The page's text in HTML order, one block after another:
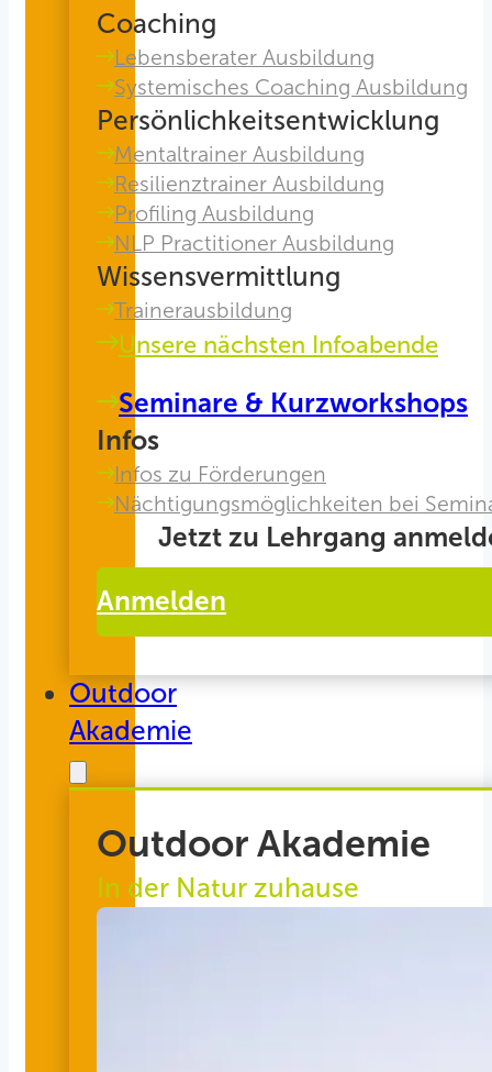
Coaching
Lebensberater Ausbildung
Systemisches Coaching Ausbildung
Persönlichkeitsentwicklung
Mentaltrainer Ausbildung
Resilienztrainer Ausbildung
Profiling Ausbildung
NLP Practitioner Ausbildung
Wissensvermittlung
Trainerausbildung
Unsere nächsten Infoabende
Seminare & Kurzworkshops
Infos
Infos zu Förderungen
Nächtigungsmöglichkeiten bei
Jetzt zu Lehrgang
Anmelden
Outdoor
Akademie
Outdoor Akademie
In der Natur zuhause